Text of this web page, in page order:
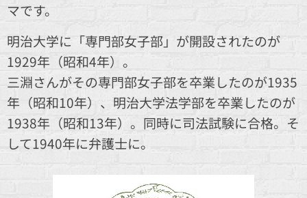
マです。
明治大学に「専門部女子部」が開設されたのが
1929年（昭和4年）。
三淵さんがその専門部女子部を卒業したのが1935
年（昭和10年）、明治大学法学部を卒業したのが
1938年（昭和13年）。同時に司法試験に合格。そ
して1940年に弁護士に。